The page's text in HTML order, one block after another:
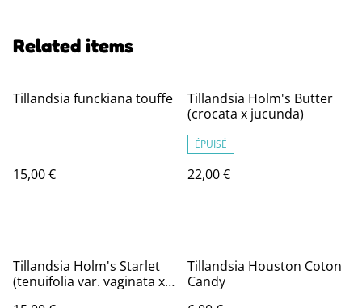
Related items
Tillandsia funckiana touffe
15,00 €
Tillandsia Holm's Butter
(crocata x jucunda)
ÉPUISÉ
22,00 €
Tillandsia Holm's Starlet
(tenuifolia var. vaginata x
Tillandsia Houston Coton
Candy